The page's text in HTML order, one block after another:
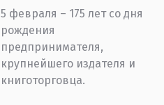
5 февраля – 175 лет со дня
рождения
предпринимателя,
крупнейшего издателя и
книготорговца.